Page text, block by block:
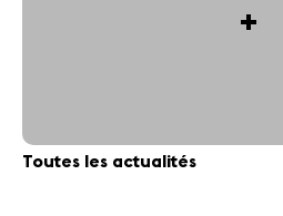
+
Toutes les actualités